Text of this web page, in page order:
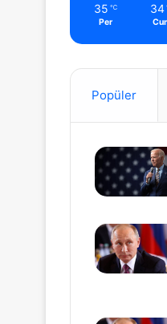
35 ℃
Per
34
Popüler